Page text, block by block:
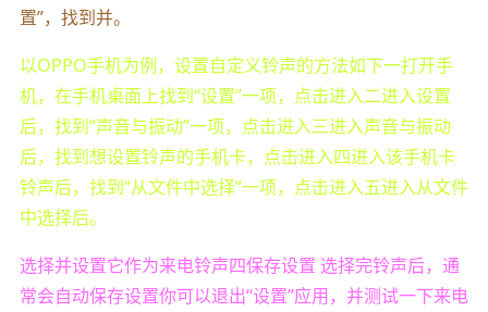
置”，找到并。
以OPPO手机为例，设置自定义铃声的方法如下一打开手
机，在手机桌面上找到“设置”一项，点击进入二进入设置
后，找到“声音与振动”一项，点击进入三进入声音与振动
后，找到想设置铃声的手机卡，点击进入四进入该手机卡
铃声后，找到“从文件中选择”一项，点击进入五进入从文件
中选择后。
选择并设置它作为来电铃声四保存设置 选择完铃声后，通
常会自动保存设置你可以退出“设置”应用，并测试一下来电